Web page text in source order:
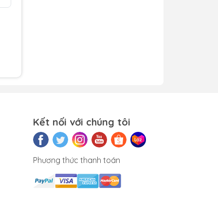
Kết nối với chúng tôi
Phương thức thanh toán